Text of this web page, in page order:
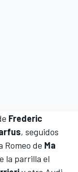
Frederic
, seguidos
Romeo de Ma
la parrilla el